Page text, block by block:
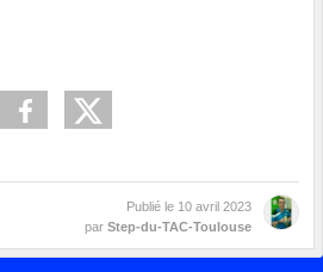
Publié le 10 avril 2023
par Step-du-TAC-Toulouse